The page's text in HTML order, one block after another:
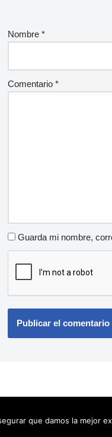
Nombre *
Comentario *
Guarda mi nombre,
que damos la mejor